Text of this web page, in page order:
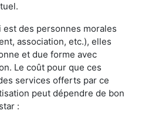
est des personnes morales
association, etc.), elles
et due forme avec
Le coût pour que ces
services offerts par ce
peut dépendre de bon
: